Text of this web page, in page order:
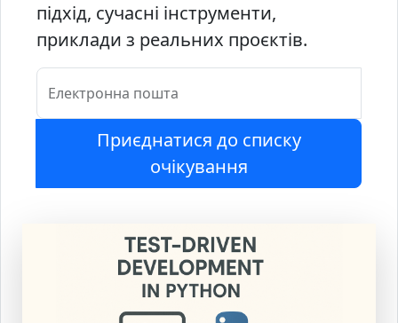
підхід, сучасні інструменти,
приклади з реальних проєктів.
Електронна пошта
Приєднатися до списку
очікування